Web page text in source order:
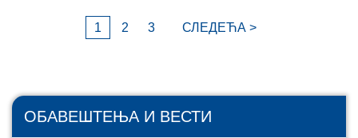
1 2 3 СЛЕДЕЋА >
ОБАВЕШТЕЊА И ВЕСТИ